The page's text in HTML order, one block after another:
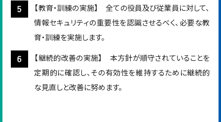
【教育・訓練の実施】 全ての役員及び従業員に対して、
情報セキュリティの重要性を認識させるべく、必要な教
育・訓練を実施します。
【継続的改善の実施】 本方針が順守されていることを
定期的に確認し、その有効性を維持するために継続的
な見直しと改善に努めます。